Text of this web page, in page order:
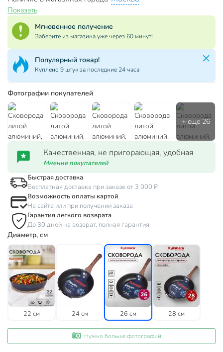
Показать
Мгновенное получение
Заберите из магазина уже через 60 минут!
Популярный товар!
Куплено 9 штук за последние 24 часа
Фотографии покупателей
Качественная, не пригорающая, удобная
Мнение покупателей
Быстрая доставка
Бесплатная доставка при заказе от 3 000 ₽
Возможность оплаты картой
На сайте или при получении заказа
Гарантия легкого возврата
До 30 дней на возврат, полная гарантия
Диаметр, см
22 см 24 см 26 см 28 см
Нужно больше фотографий